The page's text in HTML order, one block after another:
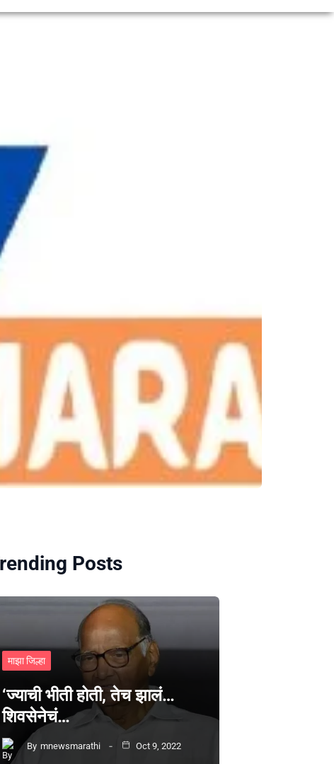
Posts
माझा जिल्हा
‘ज्याची भीती होती, तेच झालं…
शिवसेनेचं…
By mnewsmarathi Oct 9, 2022